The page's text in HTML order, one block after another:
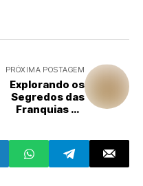
PRÓXIMA POSTAGEM
Explorando os
Segredos das
Franquias de